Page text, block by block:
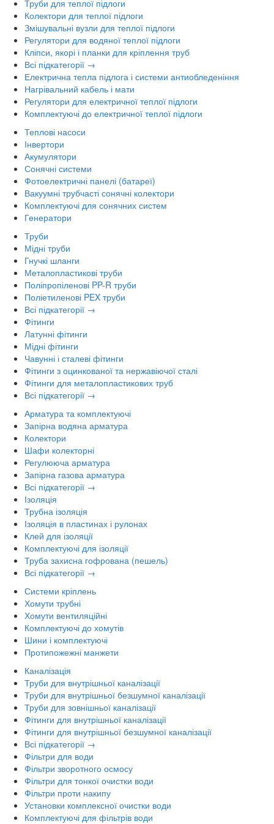
Труби для теплої підлоги
Колектори для теплої підлоги
Змішувальні вузли для теплої підлоги
Регулятори для водяної теплої підлоги
Кліпси, якорі і планки для кріплення труб
Всі підкатегорії →
Електрична тепла підлога і системи антиобледеніння
Нагрівальний кабель і мати
Регулятори для електричної теплої підлоги
Комплектуючі до електричної теплої підлоги
Теплові насоси
Інвертори
Акумулятори
Сонячні системи
Фотоелектричні панелі (батареї)
Вакуумні трубчасті сонячні колектори
Комплектуючі для сонячних систем
Генератори
Труби
Мідні труби
Гнучкі шланги
Металопластикові труби
Поліпропіленові PP-R труби
Поліетиленові PEX труби
Всі підкатегорії →
Фітинги
Латунні фітинги
Мідні фітинги
Чавунні і сталеві фітинги
Фітинги з оцинкованої та нержавіючої сталі
Фітинги для металопластикових труб
Всі підкатегорії →
Арматура та комплектуючі
Запірна водяна арматура
Колектори
Шафи колекторні
Регулююча арматура
Запірна газова арматура
Всі підкатегорії →
Ізоляція
Трубна ізоляція
Ізоляція в пластинах і рулонах
Клей для ізоляції
Комплектуючі для ізоляції
Труба захисна гофрована (пешель)
Всі підкатегорії →
Системи кріплень
Хомути трубні
Хомути вентиляційні
Комплектуючі до хомутів
Шини і комплектуючі
Протипожежні манжети
Каналізація
Труби для внутрішньої каналізації
Труби для внутрішньої безшумної каналізації
Труби для зовнішньої каналізації
Фітинги для внутрішньої каналізації
Фітинги для внутрішньої безшумної каналізації
Всі підкатегорії →
Фільтри для води
Фільтри зворотного осмосу
Фільтри для тонкої очистки води
Фільтри проти накипу
Установки комплексної очистки води
Комплектуючі для фільтрів води